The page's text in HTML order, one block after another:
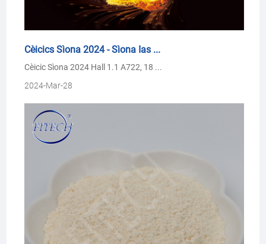
Cèicics Sìona 2024 - Sìona Ias ...
Cèicic Sìona 2024 Hall 1.1 A722, 18 ...
2024-Mar-28